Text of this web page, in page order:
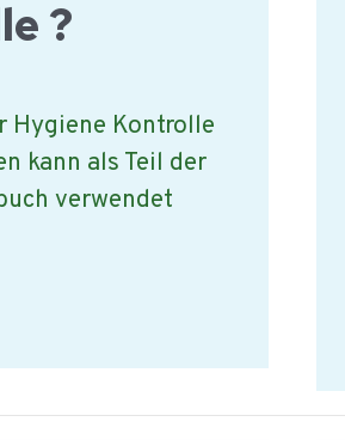
?
Hygiene Kontrolle
kann als Teil der
verwendet